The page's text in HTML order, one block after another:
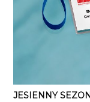
JESIENNY